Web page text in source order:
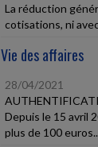
La réduction
cotisations, ni
Vie des affaires
28/04/2021
Depuis le 15 avril
plus de 100